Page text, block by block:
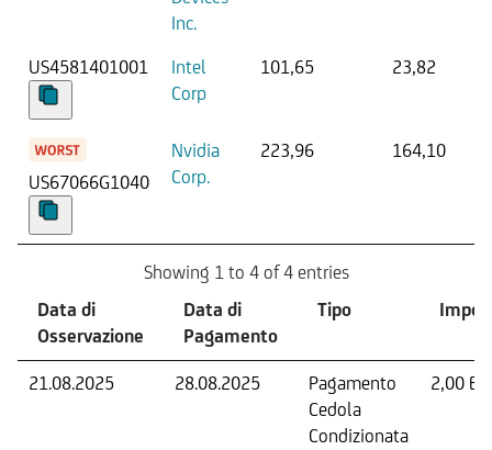
Inc.
US4581401001
Intel
Corp
101,65 23,82
US67066G1040
Nvidia
Corp.
223,96 164,10
Showing 1 to 4 of 4 entries
Data di
Osservazione
Data di
Pagamento
Tipo
21.08.2025 28.08.2025
Pagamento
Cedola
Condizionata
2,00